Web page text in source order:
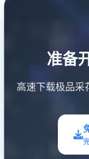
准备
高速下载极品采